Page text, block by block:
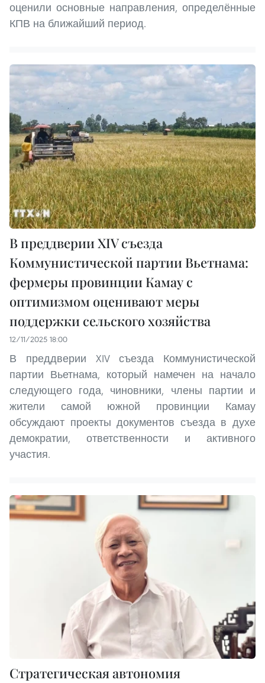
оценили основные направления, определённые
КПВ на ближайший период.
В преддверии XIV съезда
Коммунистической партии Вьетнама:
фермеры провинции Камау с
оптимизмом оценивают меры
поддержки сельского хозяйства
12/11/2025 18:00
В преддверии XIV съезда Коммунистической
партии Вьетнама, который намечен на начало
следующего года, чиновники, члены партии и
жители самой южной провинции Камау
обсуждают проекты документов съезда в духе
демократии, ответственности и активного
участия.
Стратегическая автономия